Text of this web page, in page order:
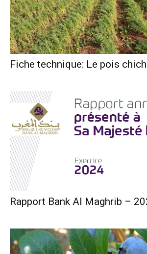
Fiche technique: Le pois
Rapport Bank Al Maghrib –